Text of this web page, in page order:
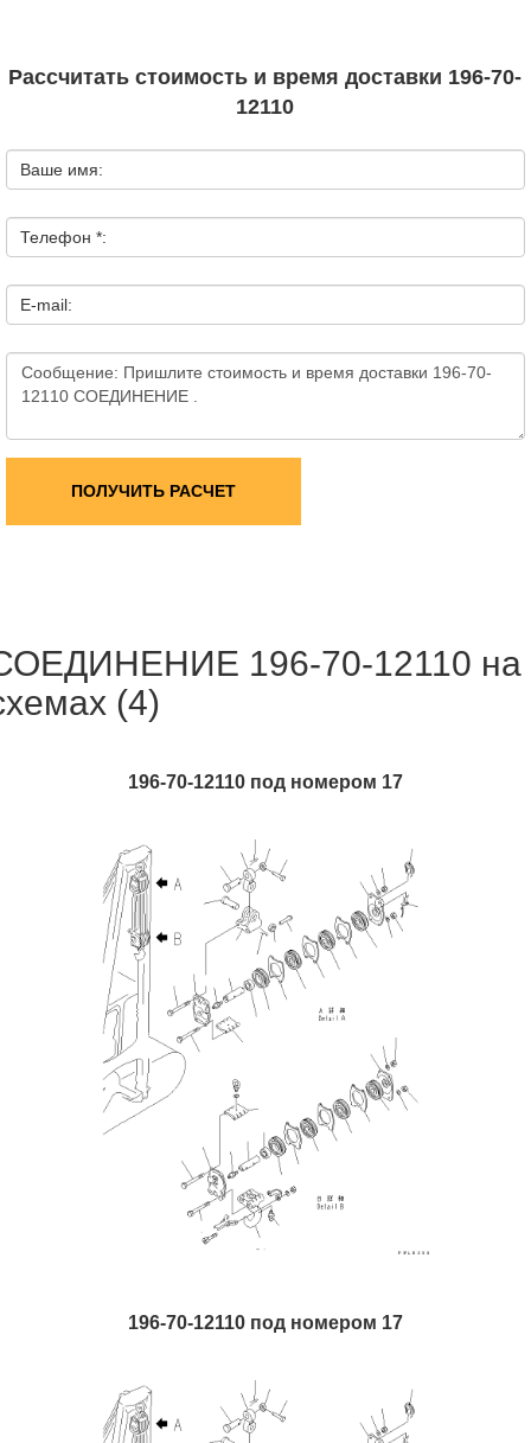
Рассчитать стоимость и время доставки 196-70-
12110
Ваше имя:
Телефон *:
E-mail:
ПОЛУЧИТЬ РАСЧЕТ
196-70-12110 на
(4)
196-70-12110 под номером 17
196-70-12110 под номером 17